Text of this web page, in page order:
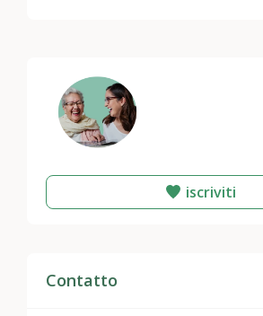
iscriviti
Contatto